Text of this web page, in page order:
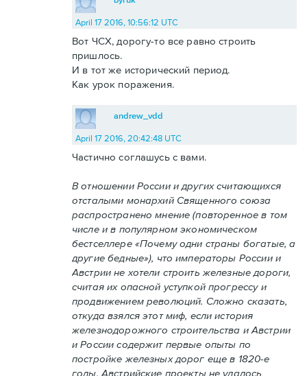
April 17 2016, 10:56:12 UTC
Вот ЧСХ, дорогу-то все равно строить
пришлось.
И в тот же исторический период.
Как урок поражения.
andrew_vdd
April 17 2016, 20:42:48 UTC
Частично соглашусь с вами.
В отношении России и других считающихся
отсталыми монархий Священного союза
распространено мнение (повторенное в том
числе и в популярном экономическом
бестселлере «Почему одни страны богатые, а
другие бедные»), что императоры России и
Австрии не хотели строить железные дороги,
считая их опасной уступкой прогрессу и
продвижением революций. Сложно сказать,
откуда взялся этот миф, если история
железнодорожного строительства и Австрии
и России содержит первые опыты по
постройке железных дорог еще в 1820-е
годы. Австрийские проекты не удалось